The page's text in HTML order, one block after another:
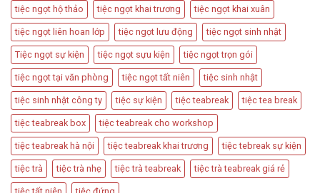
tiệc ngọt hộ thảo tiệc ngọt khai trương tiệc ngọt khai xuân
tiệc ngọt liên hoan lớp tiệc ngọt lưu động tiệc ngọt sinh nhật
Tiệc ngọt sự kiện tiệc ngọt sựu kiện tiệc ngọt trọn gói
tiệc ngọt tại văn phòng tiệc ngọt tất niên tiệc sinh nhật
tiệc sinh nhật công ty tiệc sự kiện tiệc teabreak tiệc tea break
tiệc teabreak box tiệc teabreak cho workshop
tiệc teabreak hà nội tiệc teabreak khai trương tiệc tebreak sự kiện
tiệc trà tiệc trà nhẹ tiệc trà teabreak tiệc trà teabreak giá rẻ